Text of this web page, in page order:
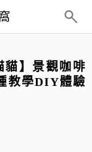
貓】景觀咖啡
教學DIY體驗